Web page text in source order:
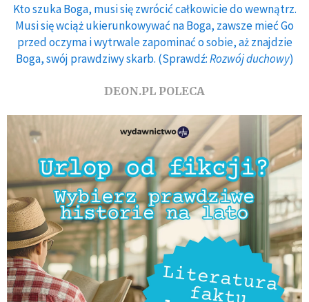
Kto szuka Boga, musi się zwrócić całkowicie do wewnątrz.
Musi się wciąż ukierunkowywać na Boga, zawsze mieć Go
przed oczyma i wytrwale zapominać o sobie, aż znajdzie
Boga, swój prawdziwy skarb. (Sprawdź:Rozwój duchowy)
DEON.PL POLECA